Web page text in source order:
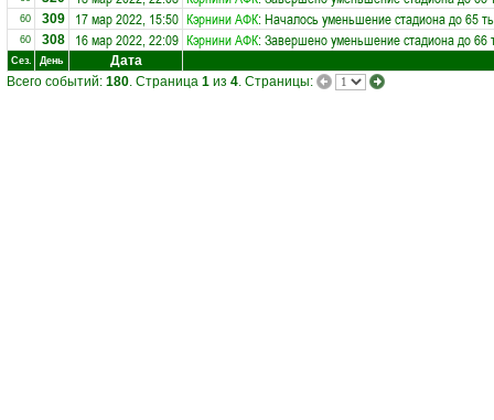
60 309 17 мар 2022, 15:50 Кэрнини АФК: Началось уменьшение стадиона до 65
60 308 16 мар 2022, 22:09 Кэрнини АФК: Завершено уменьшение стадиона до 66
Сез. День
Дата
Всего событий: 180. Страница 1 из 4. Страницы: